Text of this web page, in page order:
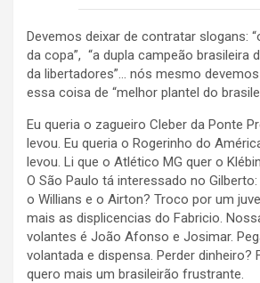
Devemos deixar de contratar slogans:
da copa”, “a dupla campeão brasileira
da libertadores”… nós mesmo
essa coisa de “melhor plantel do
Eu queria o zagueiro Cleber da Ponte
levou. Eu queria o Rogerinho do
levou. Li que o Atlético MG quer o
O São Paulo tá interessado no
o Willians e o Airton? Troco por um
mais as displicencias do Fabricio.
volantes é João Afonso e Josimar.
volantada e dispensa. Perder dinheiro?
quero mais um brasileirão frustrante.